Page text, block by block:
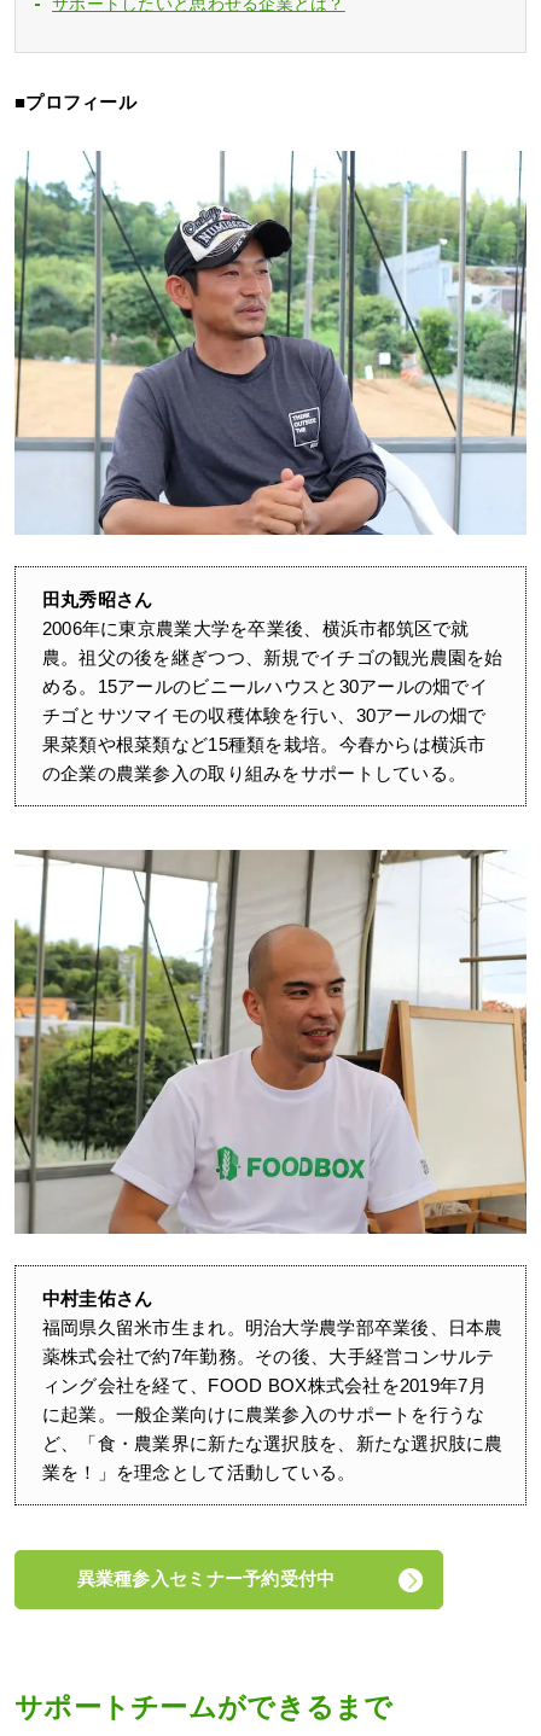
■プロフィール
田丸秀昭さん
2006年に東京農業大学を卒業後、横浜市都筑区で就
農。祖父の後を継ぎつつ、新規でイチゴの観光農園を始
める。15アールのビニールハウスと30アールの畑でイ
チゴとサツマイモの収穫体験を行い、30アールの畑で
果菜類や根菜類など15種類を栽培。今春からは横浜市
の企業の農業参入の取り組みをサポートしている。
中村圭佑さん
福岡県久留米市生まれ。明治大学農学部卒業後、日本農
薬株式会社で約7年勤務。その後、大手経営コンサルテ
ィング会社を経て、FOOD BOX株式会社を2019年7月
に起業。一般企業向けに農業参入のサポートを行うな
ど、「食・農業界に新たな選択肢を、新たな選択肢に農
業を！」を理念として活動している。
異業種参入セミナー予約受付中
サポートチームができるまで